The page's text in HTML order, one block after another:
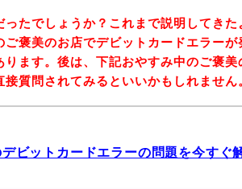
ったでしょうか？これまで説明してきた
ご褒美のお店でデビットカードエラーが
ります。後は、下記おやすみ中のご褒美
接質問されてみるといいかもしれません
ビットカードエラーの問題を今すぐ